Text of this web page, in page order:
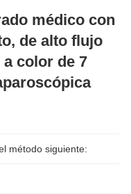
médico con
de alto flujo
color de 7
método siguiente: